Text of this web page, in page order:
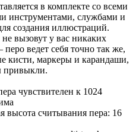
в комплекте со всеми
инструментами, службами и
создания иллюстраций.
вызовут у вас никаких
ведет себя точно так же,
кисти, маркеры и карандаши,
привыкли.
чувствителен к 1024
высота считывания пера: 16